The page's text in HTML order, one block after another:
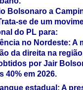
Bolsonaro a
se de um
do PL para:
no Nordeste: A
da direita na
por Jair
40% em 2026.
estadual: A